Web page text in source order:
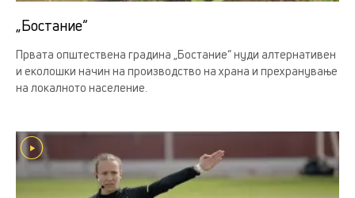
„Бостание“
Првата општествена градина „Бостание“ нуди алтернативен
и еколошки начин на производство на храна и прехранување
на локалното население.